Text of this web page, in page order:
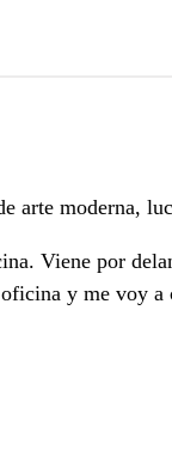
arte moderna,
Viene por
y me voy